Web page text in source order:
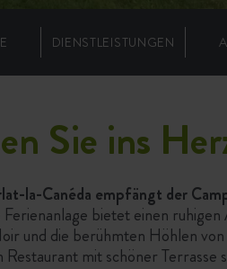
DIENSTLEISTUNGEN
Sie ins
la-Canéda empfängt der
bietet einen
und die berühmten Höhlen
mit schöner